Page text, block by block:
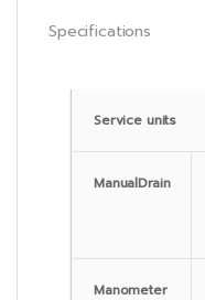
Specifications
Service units
ManualDrain
Manometer